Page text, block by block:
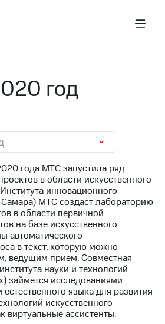
год
года МТС запустила ряд
в области искусственного
инновационного
МТС создаст лабораторию
в области первичной
на базе искусственного
автоматического
в текст, которую можно
ведущим прием. Совместная
науки и технологий
займется исследованиями
языка для развития
искусственного
виртуальные ассистенты.